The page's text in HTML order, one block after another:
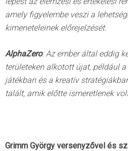
amely figyelembe veszi a
kimeneteleinek előrejelzését.
AlphaZero: Az ember által eddig
területeken alkotott újat, például
játékban és a kreatív
talált, amik előtte ismeretlenek
Grimm György versenyzővel és